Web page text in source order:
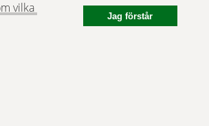
vilka
Jag förstår